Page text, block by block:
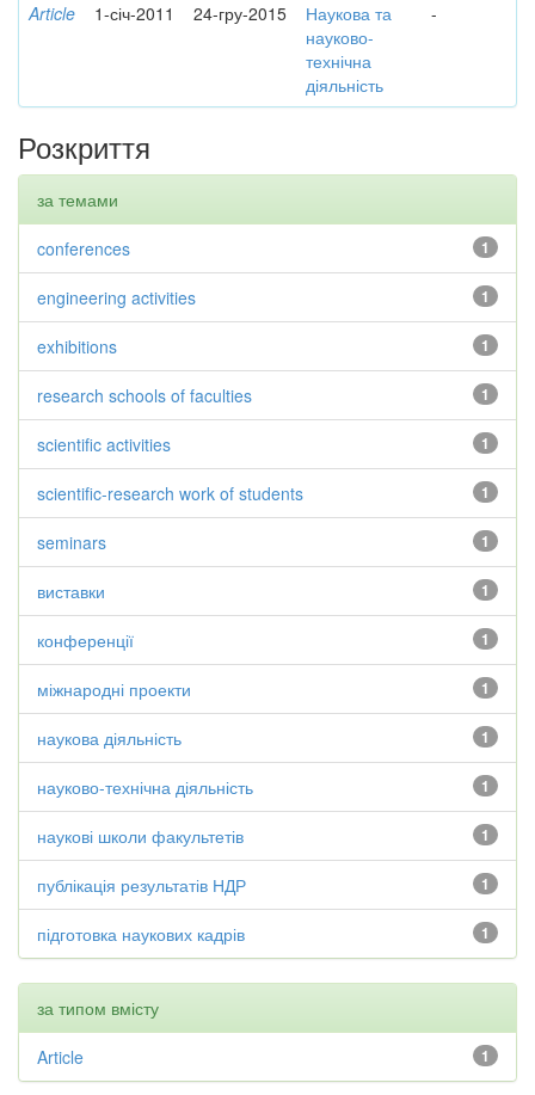
Article 1-січ-2011 24-гру-2015
Наукова та
науково-
технічна
діяльність
-
Розкриття
за темами
1
conferences
1
engineering activities
1
exhibitions
1
research schools of faculties
1
scientific activities
1
scientific-research work of students
1
seminars
1
виставки
1
конференції
1
міжнародні проекти
1
наукова діяльність
1
науково-технічна діяльність
1
наукові школи факультетів
1
публікація результатів НДР
1
підготовка наукових кадрів
за типом вмісту
1
Article